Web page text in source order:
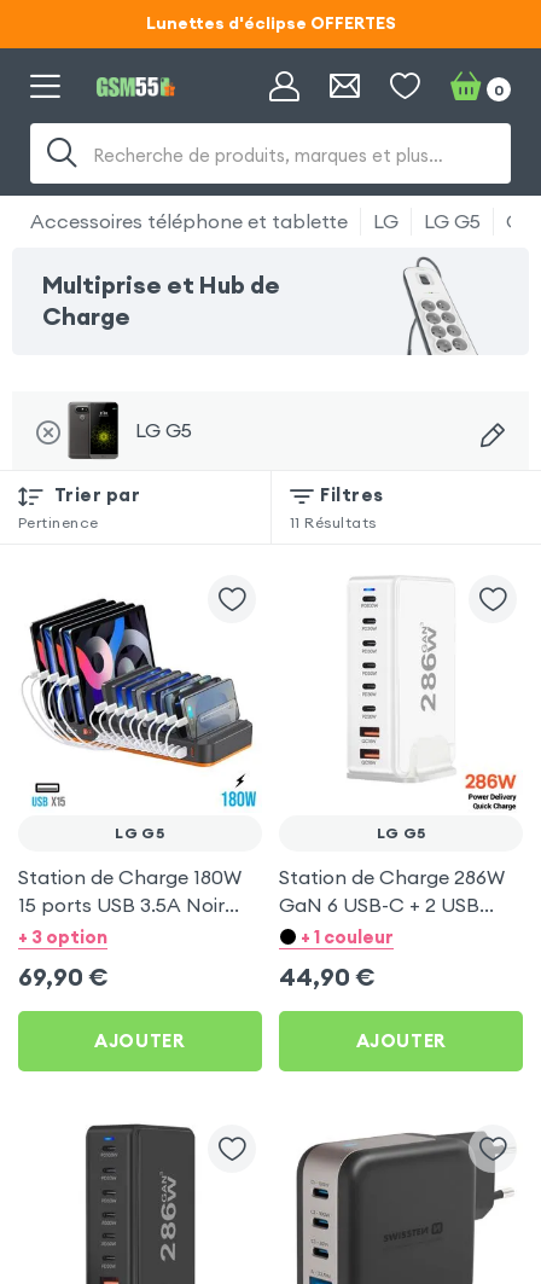
Lunettes d'éclipse OFFERTES
Code ECLIPSE55
Code ECLIPSE55
Recherche de produits, marques et plus…
0
Accessoires téléphone et tablette LG LG G5
Multiprise et Hub de
Charge
LG G5
Trier par
Pertinence
Filtres
11 Résultats
LG G5
Station de Charge 180W
15 ports USB 3.5A Noir
pour LG G5
+ 3 option
69,90 €
AJOUTER
LG G5
Station de Charge 286W
GaN 6 USB-C + 2 USB
Blanc pour LG G5
+ 1 couleur
44,90 €
AJOUTER